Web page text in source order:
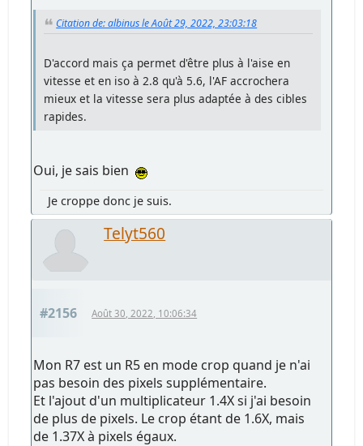
Citation de: albinus le Août 29, 2022, 23:03:18
D'accord mais ça permet d'être plus à l'aise en
vitesse et en iso à 2.8 qu'à 5.6, l'AF accrochera
mieux et la vitesse sera plus adaptée à des cibles
rapides.
Oui, je sais bien
Je croppe donc je suis.
Telyt560
#2156 Août 30, 2022, 10:06:34
Mon R7 est un R5 en mode crop quand je n'ai
pas besoin des pixels supplémentaire.
Et l'ajout d'un multiplicateur 1.4X si j'ai besoin
de plus de pixels. Le crop étant de 1.6X, mais
de 1.37X à pixels égaux.